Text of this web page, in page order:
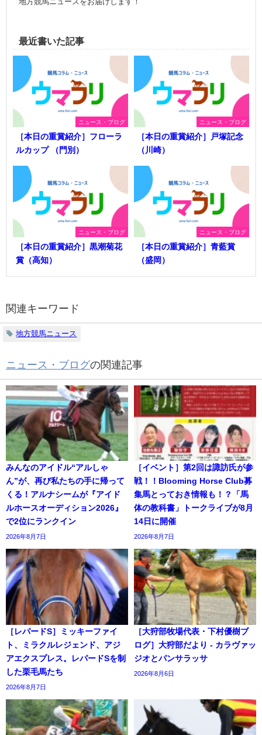
地方競馬ニュースをお届けします！
最近書いた記事
ニュース・ブログ
［本日の重賞紹介］フローラ
ルカップ （門別）
ニュース・ブログ
［本日の重賞紹介］戸塚記念
（川崎）
ニュース・ブログ
［本日の重賞紹介］黒潮菊花
賞（高知）
ニュース・ブログ
［本日の重賞紹介］青藍賞
（盛岡）
関連キーワード
地方競馬ニュース
ニュース・ブログの関連記事
みんなのアイドル“アルしゃ
ん”が、再び私たちの手に帰って
くる！アルナシームが『アイド
ルホースオーディション2026』
で2位にランクイン
2026年8月7日
［イベント］第2回は諏訪氏が参
戦！！Blooming Horse Club募
集馬とっておき情報も！？「馬
体の教科書」トークライブが8月
14日に開催
2026年8月7日
［レパードS］ミッキーファイ
ト、ミラクルレジェンド、アジ
アエクスプレス。レパードSを制
した栗毛馬たち
2026年8月7日
［大狩部牧場代表・下村優樹ブ
ログ］大狩部だより - カラヴァッ
ジオとパンサラッサ
2026年8月6日